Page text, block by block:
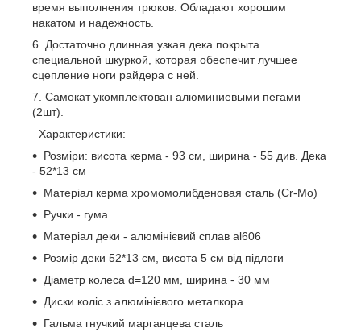
время выполнения трюков. Обладают хорошим
накатом и надежность.
Достаточно длинная узкая дека покрыта
специальной шкуркой, которая обеспечит лучшее
сцепление ноги райдера с ней.
Самокат укомплектован алюминиевыми пегами
(2шт).
Характеристики:
Розміри: висота керма - 93 см, ширина - 55 див. Дека
- 52*13 см
Матеріал керма хромомолибденовая сталь (Cr-Mo)
Ручки - гума
Матеріал деки - алюмінієвий сплав al606
Розмір деки 52*13 см, висота 5 см від підлоги
Діаметр колеса d=120 мм, ширина - 30 мм
Диски коліс з алюмінієвого металкора
Гальма гнучкий марганцева сталь